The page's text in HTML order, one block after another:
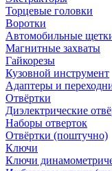
Торцевые головки
Воротки
Автомобильные
Магнитные захваты
Гайкорезы
Кузовной инструмент
Адаптеры и
Отвёртки
Диэлектрические
Наборы отверток
Отвёртки (поштучно)
Ключи
Ключи